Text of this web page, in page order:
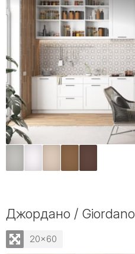
Джордано / Giordano
20x60